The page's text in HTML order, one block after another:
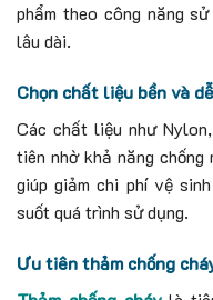
phẩm theo công năng
lâu dài.
Chọn chất liệu bền và
Các chất liệu như
tiên nhờ khả năng
giúp giảm chi phí vệ
suốt quá trình sử dụng.
Ưu tiên thảm chống